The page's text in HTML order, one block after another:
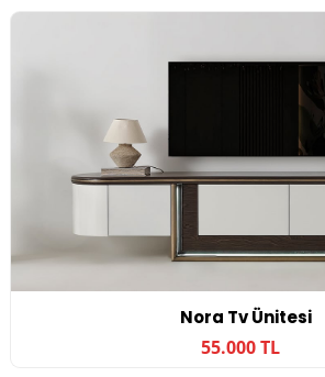
Nora Tv Ünitesi
55.000 TL